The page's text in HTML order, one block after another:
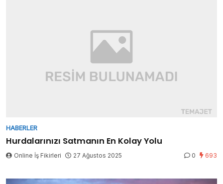
HABERLER
Hurdalarınızı Satmanın En Kolay Yolu
Online İş Fikirleri 27 Ağustos 2025 0 693